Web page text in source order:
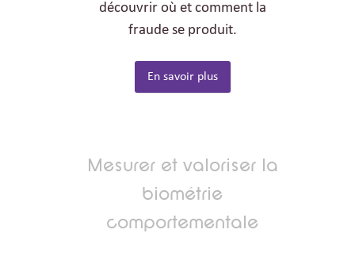
découvrir où et comment la
fraude se produit.
En savoir plus
Mesurer et valoriser la
biométrie
comportementale